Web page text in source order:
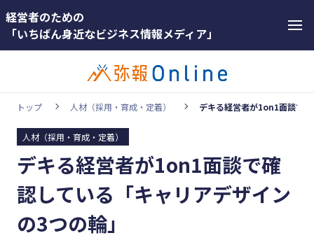
経営者のための
「いちばん身近なビジネス情報メディア」
カテゴリー
顧客獲得・売上アップ
人材（採用・育成・定着）
事業成長・経営力アップ
ホットワー
#インボ
イス
トップ 人材（採用・育成・定着） デキる経営者が1on1面談で
人材（採用・育成・定着）
デキる経営者が1on1面談で確
認している「キャリアデザイン
の3つの輪」